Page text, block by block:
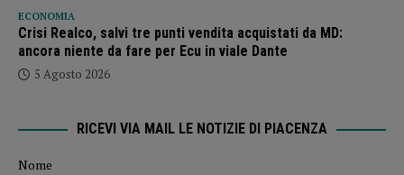
ECONOMIA
Crisi Realco, salvi tre punti vendita acquistati da MD:
ancora niente da fare per Ecu in viale Dante
5 Agosto 2026
RICEVI VIA MAIL LE NOTIZIE DI PIACENZA
Nome